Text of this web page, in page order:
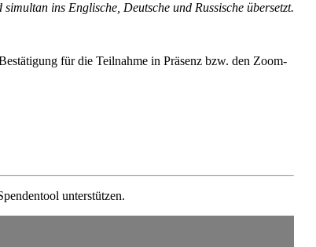
ins Eng­li­sche, Deut­sche und Rus­si­sche übersetzt.
für die Teilnahme in Präsenz bzw. den Zoom-
unterstützen.